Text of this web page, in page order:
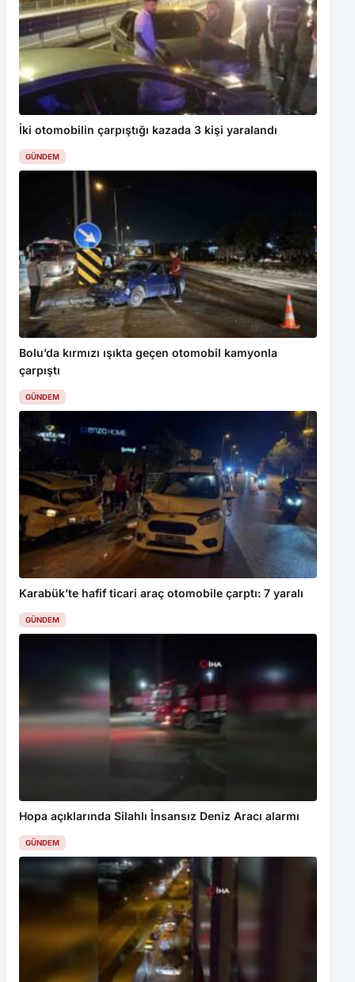
Akçaşehir Sosyal Tesisleri açıldı
İki otomobilin çarpıştığı kazada 3 kişi yaralandı
GÜNDEM
Bolu’da kırmızı ışıkta geçen otomobil kamyonla
çarpıştı
GÜNDEM
Karabük’te hafif ticari araç otomobile çarptı: 7 yaralı
GÜNDEM
Hopa açıklarında Silahlı İnsansız Deniz Aracı alarmı
GÜNDEM
Bu web sitesinde en iyi deneyimi yaşamanızı sağlamak için
çerezler kullanılmaktadır. Detaylar içinGizlilik Politikamız
inceleyebilirsiniz.